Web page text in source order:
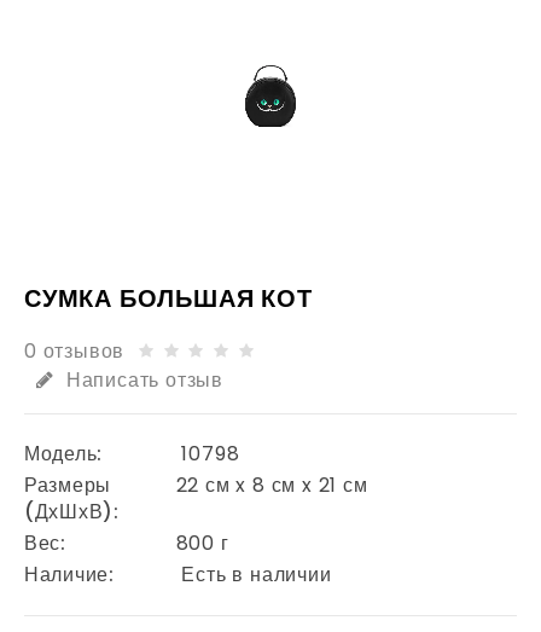
СУМКА БОЛЬШАЯ КОТ
0 отзывов
Написать отзыв
Модель:
10798
Размеры
(ДхШхВ):
22 см x 8 см x 21 см
Вес:
800 г
Наличие:
Есть в наличии